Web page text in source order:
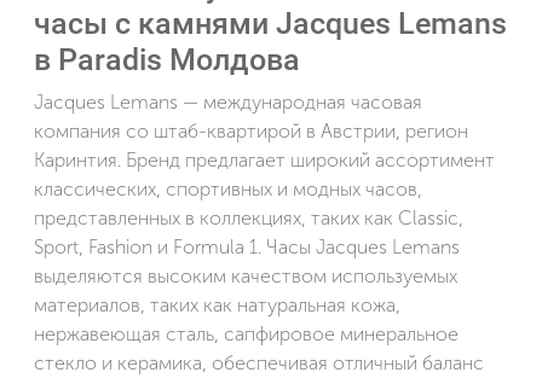
часы с камнями Jacques Lemans
в Paradis Молдова
Jacques Lemans — международная часовая
компания со штаб-квартирой в Австрии, регион
Каринтия. Бренд предлагает широкий ассортимент
классических, спортивных и модных часов,
представленных в коллекциях, таких как Classic,
Sport, Fashion и Formula 1. Часы Jacques Lemans
выделяются высоким качеством используемых
материалов, таких как натуральная кожа,
нержавеющая сталь, сапфировое минеральное
стекло и керамика, обеспечивая отличный баланс